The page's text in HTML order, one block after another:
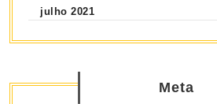
julho 2021
Meta